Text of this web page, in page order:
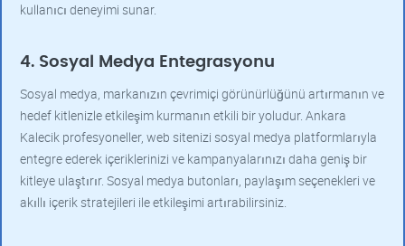
kullanıcı deneyimi sunar.
4. Sosyal Medya Entegrasyonu
Sosyal medya, markanızın çevrimiçi görünürlüğünü artırmanın ve
hedef kitlenizle etkileşim kurmanın etkili bir yoludur. Ankara
Kalecik profesyoneller, web sitenizi sosyal medya platformlarıyla
entegre ederek içeriklerinizi ve kampanyalarınızı daha geniş bir
kitleye ulaştırır. Sosyal medya butonları, paylaşım seçenekleri ve
akıllı içerik stratejileri ile etkileşimi artırabilirsiniz.